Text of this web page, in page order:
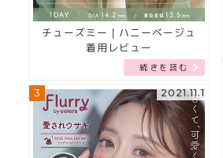
チューズミー｜ハニーベージュ
着用レビュー
続きを読む
3 2021.11.1